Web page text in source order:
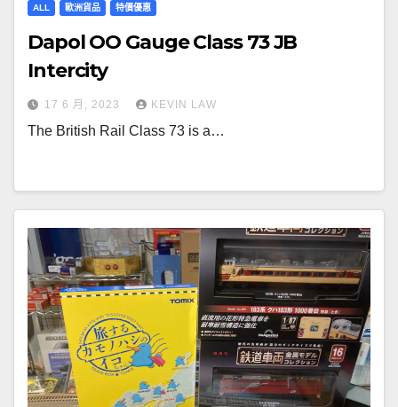
ALL 歐洲貨品 特價優惠
Dapol OO Gauge Class 73 JB
Intercity
17 6 月, 2023 KEVIN LAW
The British Rail Class 73 is a…